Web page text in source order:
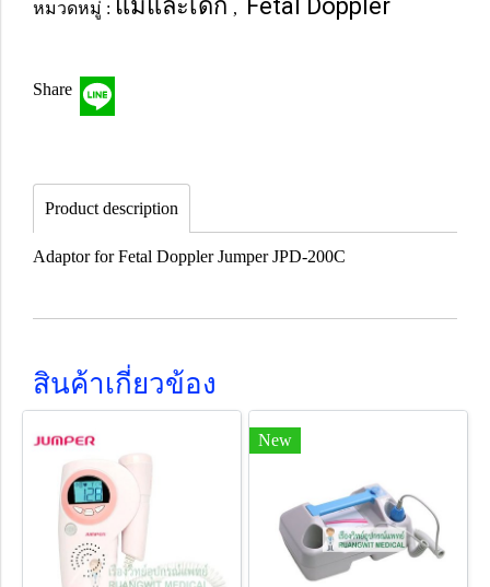
หมวดหมู่ : แม่และเด็ก , Fetal Doppler
Share
Product description
Adaptor for Fetal Doppler Jumper JPD-200C
สินค้าเกี่ยวข้อง
New